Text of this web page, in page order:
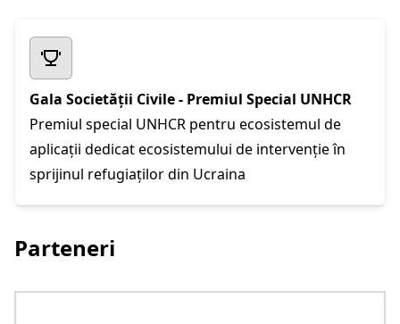
Gala Societății Civile - Premiul Special UNHCR
Premiul special UNHCR pentru ecosistemul de
aplicații dedicat ecosistemului de intervenție în
sprijinul refugiaților din Ucraina
Parteneri